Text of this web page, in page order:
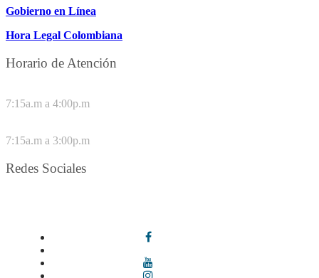
Gobierno en Línea
Hora Legal Colombiana
Horario de Atención
7:15a.m a 4:00p.m
7:15a.m a 3:00p.m
Redes Sociales